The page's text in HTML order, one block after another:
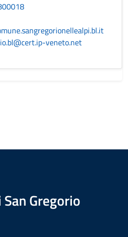
veneto.net
Gregorio